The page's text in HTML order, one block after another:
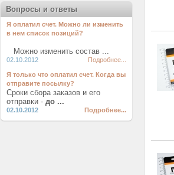
Вопросы и ответы
Я оплатил счет. Можно ли изменить
в нем список позиций?
Можно изменить состав ...
02.10.2012 Подробнее...
Я только что оплатил счет. Когда вы
отправите посылку?
Сроки сбора заказов и его
отправки - до ...
02.10.2012 Подробнее...